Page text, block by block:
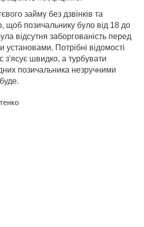
займу без дзвінків та
щоб позичальнику було від 18 до
відсутня заборгованість перед
Потрібні відомості
з'ясує швидко, а турбувати
позичальника незручними